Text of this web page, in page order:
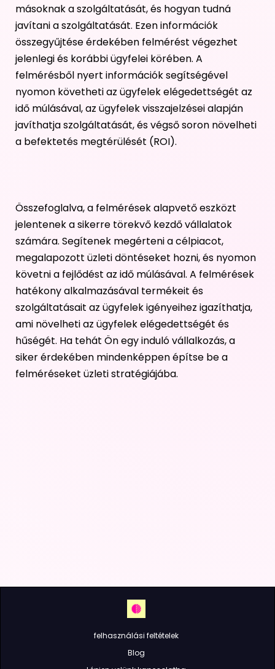
másoknak a szolgáltatását, és hogyan tudná
javítani a szolgáltatását. Ezen információk
összegyűjtése érdekében felmérést végezhet
jelenlegi és korábbi ügyfelei körében. A
felmérésből nyert információk segítségével
nyomon követheti az ügyfelek elégedettségét az
idő múlásával, az ügyfelek visszajelzései alapján
javíthatja szolgáltatását, és végső soron növelheti
a befektetés megtérülését (ROI).
Összefoglalva, a felmérések alapvető eszközt
jelentenek a sikerre törekvő kezdő vállalatok
számára. Segítenek megérteni a célpiacot,
megalapozott üzleti döntéseket hozni, és nyomon
követni a fejlődést az idő múlásával. A felmérések
hatékony alkalmazásával termékeit és
szolgáltatásait az ügyfelek igényeihez igazíthatja,
ami növelheti az ügyfelek elégedettségét és
hűségét. Ha tehát Ön egy induló vállalkozás, a
siker érdekében mindenképpen építse be a
felméréseket üzleti stratégiájába.
felhasználási feltételek
Blog